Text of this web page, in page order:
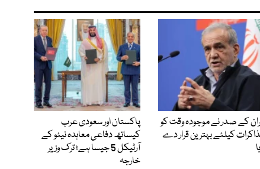
کے صدر نے موجودہ وقت کو
کیلئے بہترین قرار دے
پاکستان اور سعودی عرب
کیساتھ دفاعی معاہدہ نیٹو کے
آرٹیکل 5 جیسا ہے؛ ترک وزیر
خارجہ